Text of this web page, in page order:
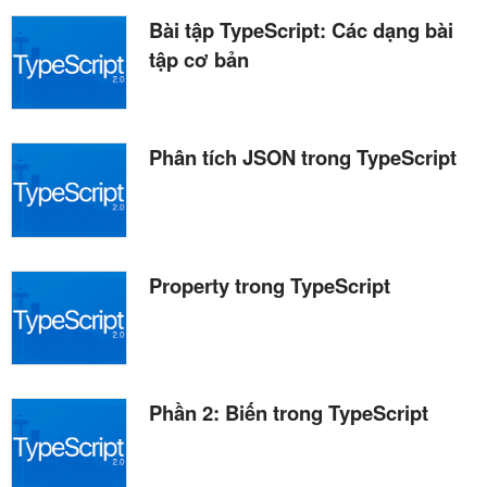
Bài tập TypeScript: Các dạng bài
tập cơ bản
Phân tích JSON trong TypeScript
Property trong TypeScript
Phần 2: Biến trong TypeScript